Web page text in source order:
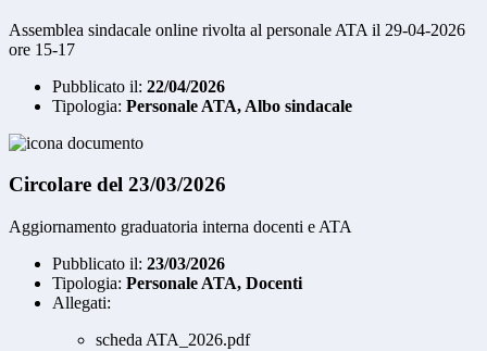
Assemblea sindacale online rivolta al personale ATA il 29-04-2026
ore 15-17
Pubblicato il: 22/04/2026
Tipologia: Personale ATA, Albo sindacale
Circolare del 23/03/2026
Aggiornamento graduatoria interna docenti e ATA
Pubblicato il: 23/03/2026
Tipologia: Personale ATA, Docenti
Allegati:
scheda ATA_2026.pdf